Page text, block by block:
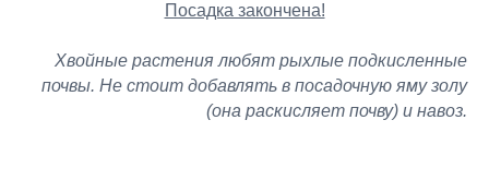
Посадка закончена!
Хвойные растения любят рыхлые подкисленные
почвы. Не стоит добавлять в посадочную яму золу
(она раскисляет почву) и навоз.